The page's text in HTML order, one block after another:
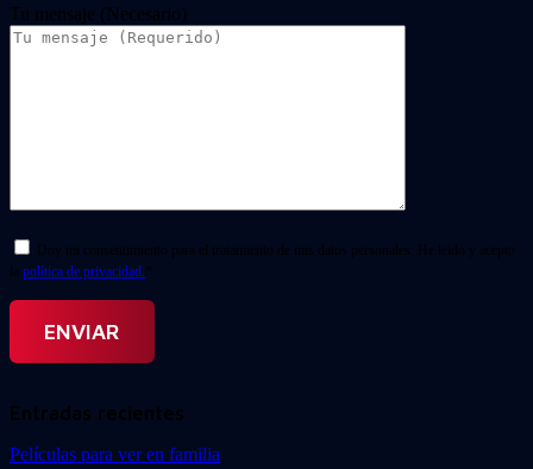
Tu mensaje (Necesario)
Doy mi consentimiento para el tratamiento de mis datos personales. He leído y acepto
la política de privacidad. *
Entradas recientes
Películas para ver en familia